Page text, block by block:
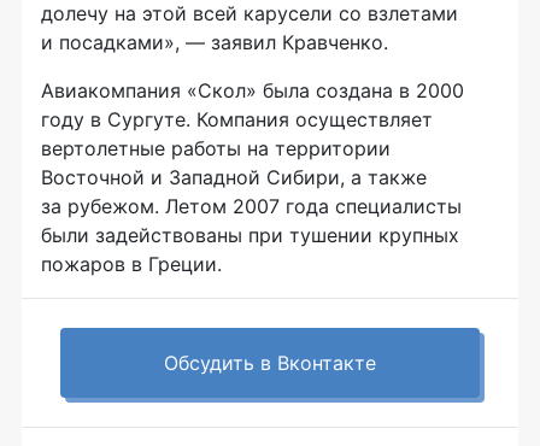
долечу на этой всей карусели со взлетами
и посадками», — заявил Кравченко.
Авиакомпания «Скол» была создана в 2000
году в Сургуте. Компания осуществляет
вертолетные работы на территории
Восточной и Западной Сибири, а также
за рубежом. Летом 2007 года специалисты
были задействованы при тушении крупных
пожаров в Греции.
Обсудить в Вконтакте